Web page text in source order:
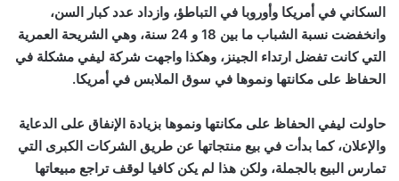
السكاني في أمريكا وأوروبا في التباطؤ، وازداد عدد كبار السن،
وانخفضت نسبة الشباب ما بين 18 و 24 سنة، وهي الشريحة العمرية
التي كانت تفضل ارتداء الجينز، وهكذا واجهت شركة ليفي مشكلة في
الحفاظ على مكانتها ونموها في سوق الملابس في أمريكا.
حاولت ليفي الحفاظ على مكانتها ونموها بزيادة الإنفاق على الدعاية
والإعلان، كما بدأت في بيع منتجاتها عن طريق الشركات الكبرى التي
تمارس البيع بالجملة، ولكن هذا لم يكن كافيا لوقف تراجع مبيعاتها